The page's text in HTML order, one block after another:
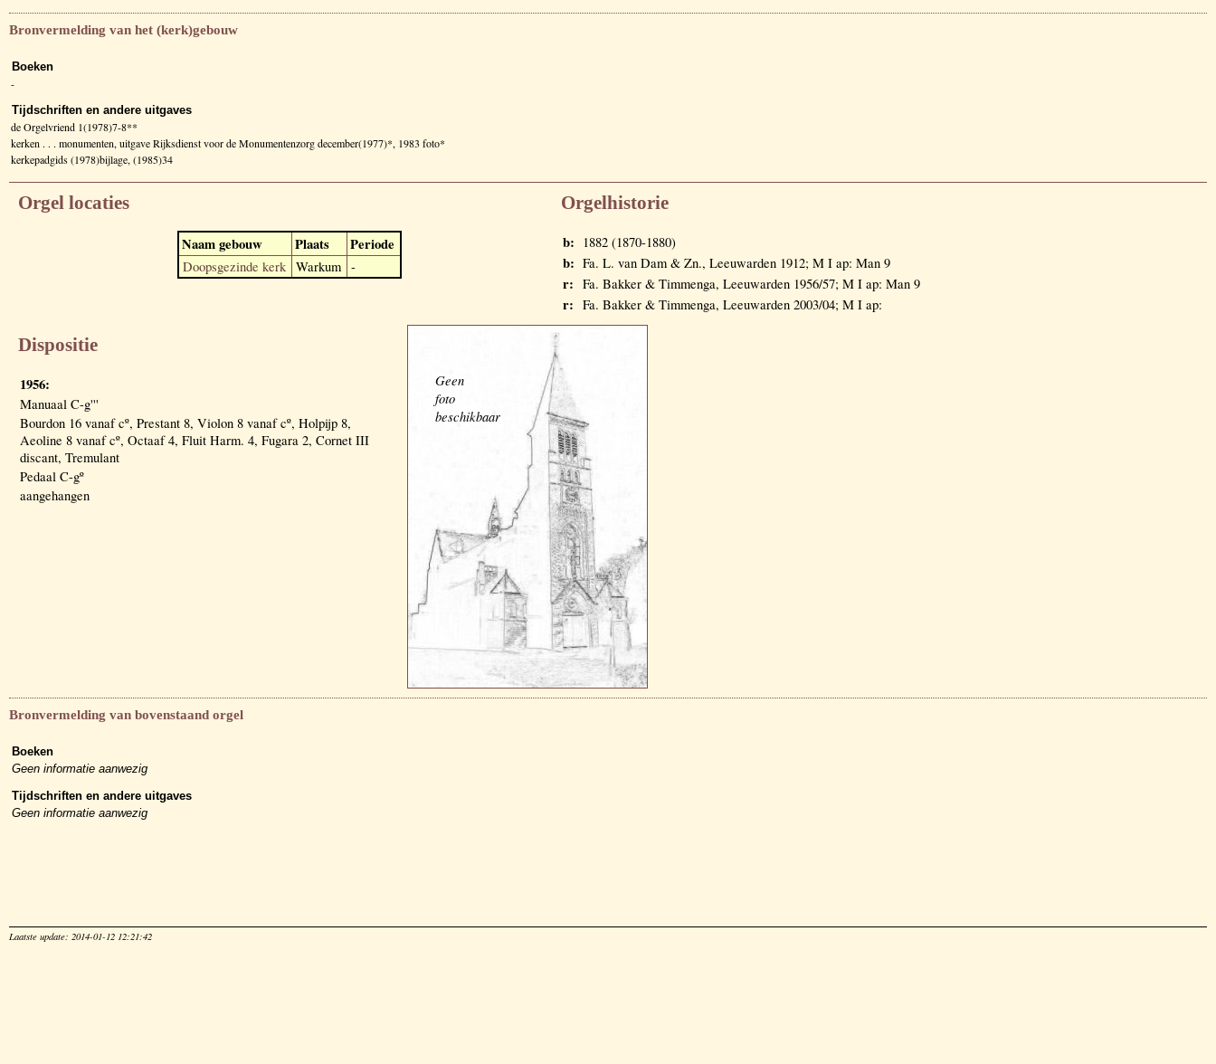
Bronvermelding van het (kerk)gebouw
Boeken
-
Tijdschriften en andere uitgaves
de Orgelvriend 1(1978)7-8**
kerken . . . monumenten, uitgave Rijksdienst voor de Monumentenzorg december(1977)*, 1983 foto*
kerkepadgids (1978)bijlage, (1985)34
Orgel locaties
Naam gebouw Plaats Periode
Doopsgezinde kerk Warkum -
Orgelhistorie
b: 1882 (1870-1880)
b: Fa. L. van Dam & Zn., Leeuwarden 1912; M I ap: Man 9
r: Fa. Bakker & Timmenga, Leeuwarden 1956/57; M I ap: Man 9
r: Fa. Bakker & Timmenga, Leeuwarden 2003/04; M I ap:
Dispositie
1956:
Manuaal C-g'''
Bourdon 16 vanaf cº, Prestant 8, Violon 8 vanaf cº, Holpijp 8,
Aeoline 8 vanaf cº, Octaaf 4, Fluit Harm. 4, Fugara 2, Cornet III
discant, Tremulant
Pedaal C-gº
aangehangen
Geen
foto
beschikbaar
Bronvermelding van bovenstaand orgel
Boeken
Geen informatie aanwezig
Tijdschriften en andere uitgaves
Geen informatie aanwezig
Laatste update: 2014-01-12 12:21:42